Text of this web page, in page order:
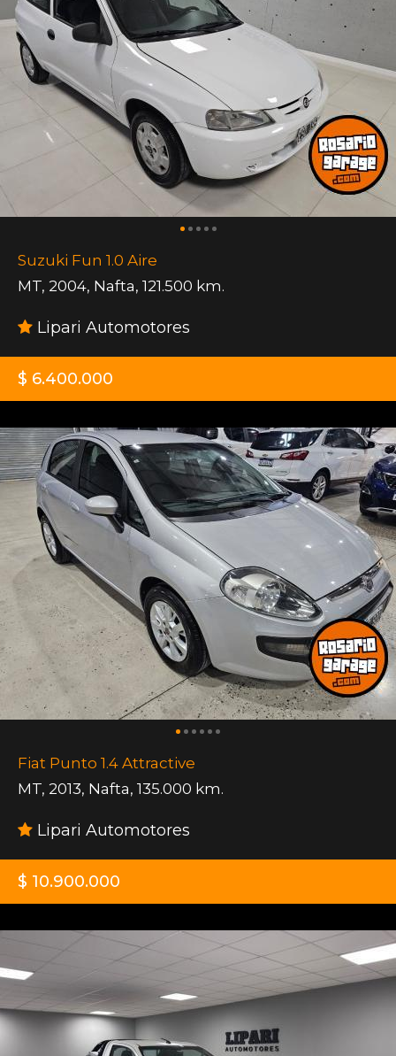
Suzuki Fun 1.0 Aire
MT, 2004, Nafta, 121.500 km.
Lipari Automotores
$ 6.400.000
Fiat Punto 1.4 Attractive
MT, 2013, Nafta, 135.000 km.
Lipari Automotores
$ 10.900.000